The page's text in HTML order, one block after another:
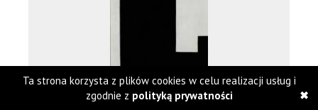
Władysław Strzemiński
Ta strona korzysta z plików cookies w celu realizacji usług i
zgodnie z polityką prywatności